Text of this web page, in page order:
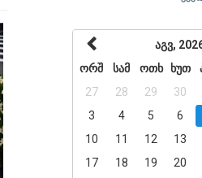
აგვ,
ორშ
სამ ოთხ ხუთ
27
28 29 30
3
4 5 6
10
11 12 13
17
18 19 20